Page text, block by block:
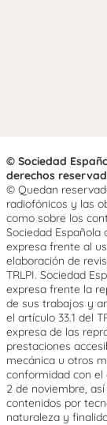
© Sociedad
derechos
© Quedan
radiofónicos y las
como sobre los
Sociedad Española
expresa frente al
elaboración de
TRLPI. Sociedad
expresa frente la
de sus trabajos y
el artículo 33.1 del
expresa de las
prestaciones
mecánica u otros
conformidad con el
2 de noviembre,
contenidos por
naturaleza y